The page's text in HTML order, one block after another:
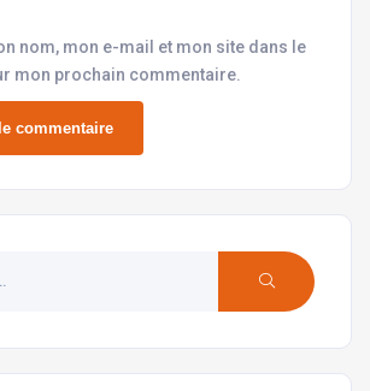
nom, mon e-mail et mon site dans le
mon prochain commentaire.